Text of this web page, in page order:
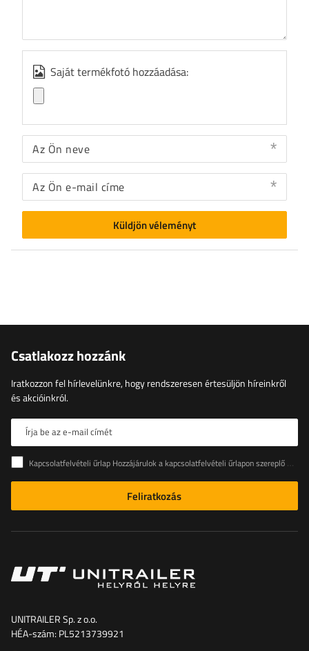
Saját termékfotó hozzáadása:
Az Ön neve
Az Ön e-mail címe
Küldjön véleményt
Csatlakozz hozzánk
Iratkozzon fel hírlevelünkre, hogy rendszeresen értesüljön híreinkről
és akcióinkról.
Írja be az e-mail címét
Kapcsolatfelvételi űrlap Hozzájárulok a kapcsolatfelvételi űrlapon szereplő személyes adataimnak az Európai Parlament és a Tanács (EU) rendeletével összhangban történő kezeléséhez
Feliratkozás
UNITRAILER Sp. z o.o.
HÉA-szám: PL5213739921